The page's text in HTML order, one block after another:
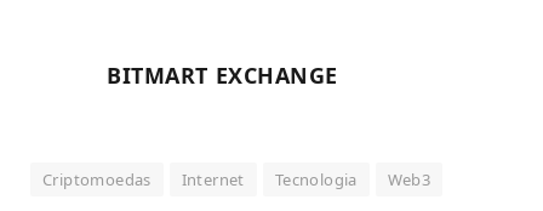
BITMART EXCHANGE
Criptomoedas Internet Tecnologia Web3